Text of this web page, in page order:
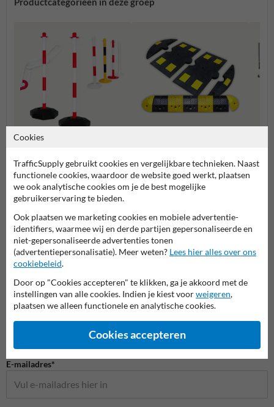
Parking- en weginrichting
Stel je vraag aan Rampaal.be
Naam*
E-mailadres*
Cookies
TrafficSupply gebruikt cookies en vergelijkbare technieken. Naast
functionele cookies, waardoor de website goed werkt, plaatsen
we ook analytische cookies om je de best mogelijke
gebruikerservaring te bieden.
Ook plaatsen we marketing cookies en mobiele advertentie-
identifiers, waarmee wij en derde partijen gepersonaliseerde en
niet-gepersonaliseerde advertenties tonen
(advertentiepersonalisatie). Meer weten? Lees hier alles over ons
cookiebeleid.
Door op "Cookies accepteren" te klikken, ga je akkoord met de
instellingen van alle cookies. Indien je kiest voorweigeren,
plaatsen we alleen functionele en analytische cookies.
Cookies accepteren